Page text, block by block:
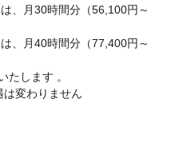
、月30時間分（56,100円～
、月40時間分（77,400円～
たします 。
変わりません